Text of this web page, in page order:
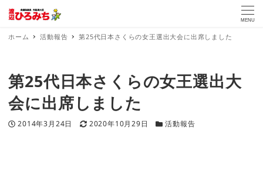
MENU
ホーム 活動報告 第25代日本さくらの女王選出大会に出席しました
第25代日本さくらの女王選出大
会に出席しました
投稿日
2014年3月24日 更新日
2020年10月29日 カテゴリー
活動報告